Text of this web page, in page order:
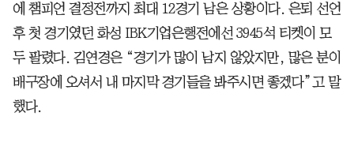
에 챔피언 결정전까지 최대 12경기 남은 상황이다. 은퇴 선언
후 첫 경기였던 화성 IBK기업은행전에선 3945석 티켓이 모
두 팔렸다. 김연경은 “경기가 많이 남지 않았지만, 많은 분이
배구장에 오셔서 내 마지막 경기들을 봐주시면 좋겠다”고 말
했다.